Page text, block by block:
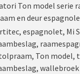
Ton model serie
en deur
, espagnolet, Mi
,
, Ton model,
, wallebroek